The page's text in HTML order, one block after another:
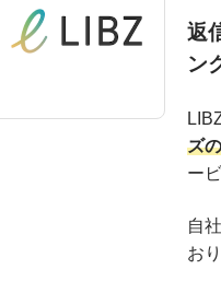
返
ン
ズ
ー
自
お